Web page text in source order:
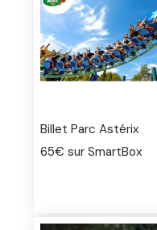
Billet Parc Astérix
65€ sur SmartBox